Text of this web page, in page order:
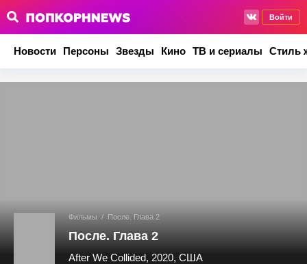
Войти
Новости Персоны Звезды Кино ТВ и сериалы Стиль
Фильмы / После. Глава 2
После. Глава 2
After We Collided, 2020, США